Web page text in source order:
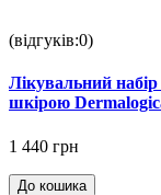
(відгуків:0)
Лікувальний
шкірою
1 440 грн
До кошика